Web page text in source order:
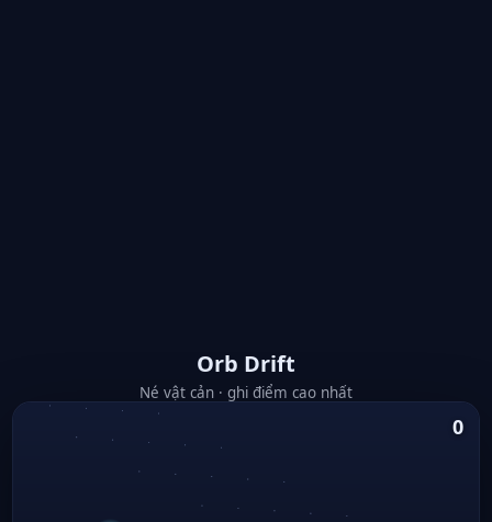
Orb Drift
Né vật cản · ghi điểm cao nhất
0